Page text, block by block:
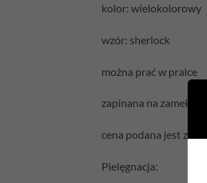
kolor: wielokolorowy
wzór: sherlock
można prać w pralce
zapinana na zamek
cena podana jest za
Pielęgnacja: